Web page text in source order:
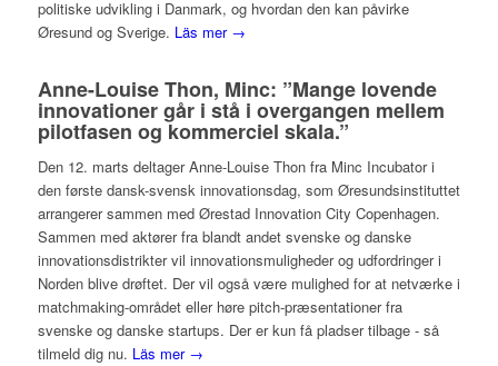
politiske udvikling i Danmark, og hvordan den kan påvirke
Øresund og Sverige. Läs mer →
Anne-Louise Thon, Minc: ”Mange lovende
innovationer går i stå i overgangen mellem
pilotfasen og kommerciel skala.”
Den 12. marts deltager Anne-Louise Thon fra Minc Incubator i
den første dansk-svensk innovationsdag, som Øresundsinstituttet
arrangerer sammen med Ørestad Innovation City Copenhagen.
Sammen med aktører fra blandt andet svenske og danske
innovationsdistrikter vil innovationsmuligheder og udfordringer i
Norden blive drøftet. Der vil også være mulighed for at netværke i
matchmaking-området eller høre pitch-præsentationer fra
svenske og danske startups. Der er kun få pladser tilbage - så
tilmeld dig nu. Läs mer →